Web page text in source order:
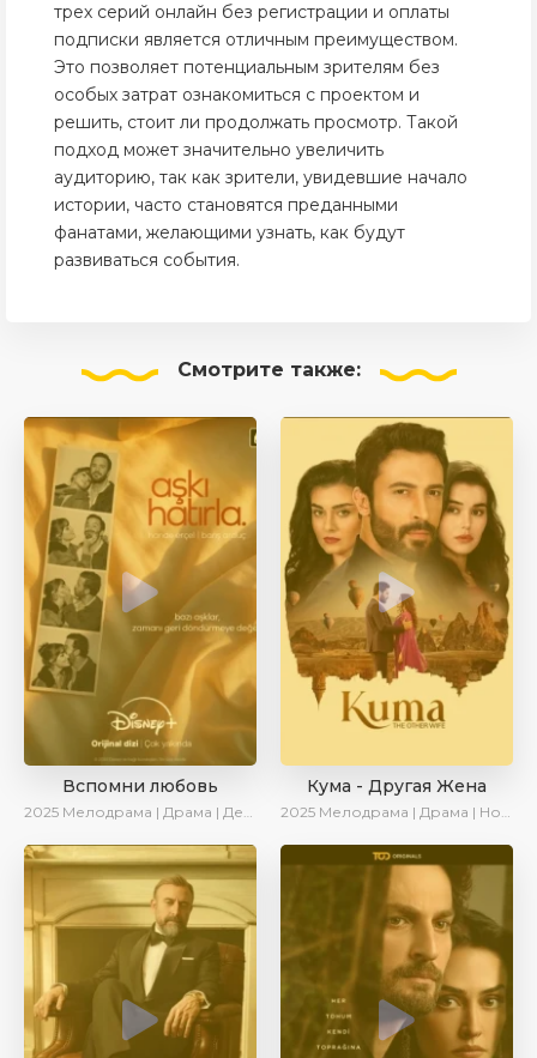
трех серий онлайн без регистрации и оплаты
подписки является отличным преимуществом.
Это позволяет потенциальным зрителям без
особых затрат ознакомиться с проектом и
решить, стоит ли продолжать просмотр. Такой
подход может значительно увеличить
аудиторию, так как зрители, увидевшие начало
истории, часто становятся преданными
фанатами, желающими узнать, как будут
развиваться события.
Смотрите также:
Вспомни любовь
2025 Мелодрама | Драма | Детектив | Комедия | Новинки | Сериалы 2025
Кума - Другая Жена
2025 Мелодрама | Драма | Новинки | Сериалы 2025